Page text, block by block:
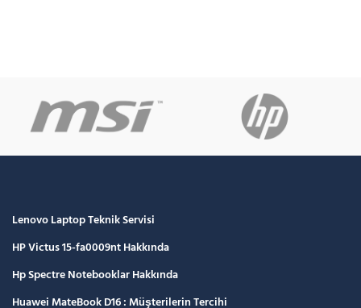
Lenovo Laptop Teknik Servisi
HP Victus 15-fa0009nt Hakkında
Hp Spectre Notebooklar Hakkında
Huawei MateBook D16 : Müşterilerin Tercihi